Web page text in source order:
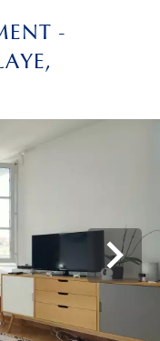
-